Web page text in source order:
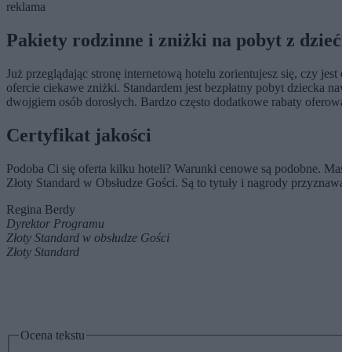
reklama
Pakiety rodzinne i zniżki na pobyt z
Już przeglądając stronę internetową hotelu zorientujesz się, czy
ofercie ciekawe zniżki. Standardem jest bezpłatny pobyt dziecka
dwojgiem osób dorosłych. Bardzo często dodatkowe rabaty
Certyfikat jakości
Podoba Ci się oferta kilku hoteli? Warunki cenowe są podobne.
Złoty Standard w Obsłudze Gości. Są to tytuły i nagrody
Regina Berdy
Dyrektor Programu
Złoty Standard w obsłudze Gości
Złoty Standard
Ocena tekstu